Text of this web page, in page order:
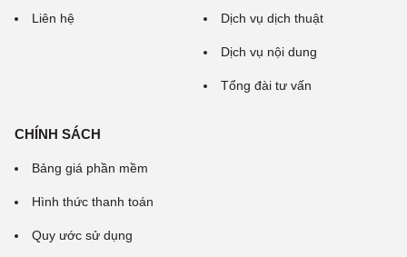
Liên hệ Dịch vụ dịch thuật
Dịch vụ nội dung
Tổng đài tư vấn
CHÍNH SÁCH
Bảng giá phần mềm
Hình thức thanh toán
Quy ước sử dụng